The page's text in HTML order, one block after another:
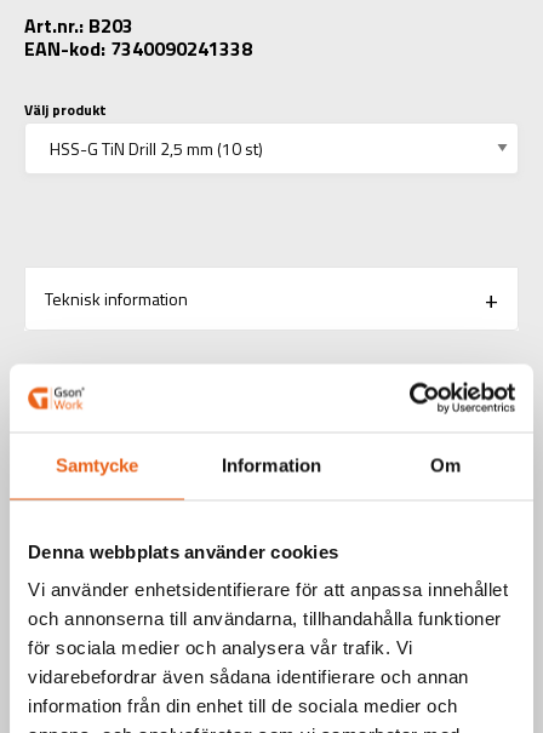
Samtycke Information Om
Denna webbplats använder cookies
Vi använder enhetsidentifierare för att anpassa innehållet
och annonserna till användarna, tillhandahålla funktioner
för sociala medier och analysera vår trafik. Vi
vidarebefordrar även sådana identifierare och annan
information från din enhet till de sociala medier och
Art.nr.: B203
EAN-kod: 7340090241338
Välj produkt
Teknisk information
RELATERADE PRODUKTER
Borr / Metallborr/HSS-Borr